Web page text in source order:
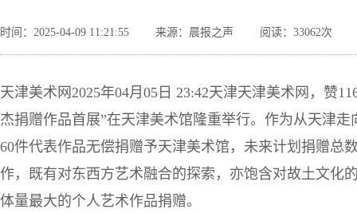
时间：2025-04-09 11:21:55 来源：晨报之声 阅读：33062次
天津美术网2025年04月05日 23:42天津天津美术网，赞
杰捐赠作品首展”在天津美术馆隆重举行。作为从天津
60件代表作品无偿捐赠予天津美术馆，未来计划捐赠总
作，既有对东西方艺术融合的探索，亦饱含对故土文化
体量最大的个人艺术作品捐赠。